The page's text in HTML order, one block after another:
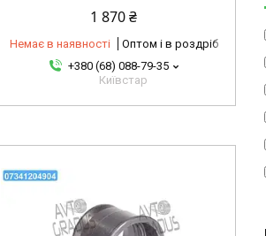
1 870 ₴
Немає в наявності
Оптом і в роздріб
+380 (68) 088-79-35
Київстар